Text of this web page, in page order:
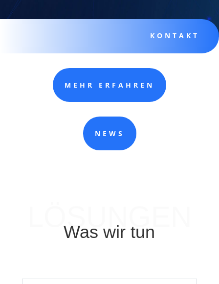
KONTAKT
MEHR ERFAHREN
NEWS
LÖSUNGEN
Was wir tun